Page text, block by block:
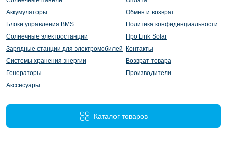
Аккумуляторы
Блоки управления BMS
Солнечные электростанции
Зарядные станции для электромобилей
Системы хранения энергии
Генераторы
Акссесуары
Обмен и возврат
Политика конфиденциальности
Про Lirik Solar
Контакты
Возврат товара
Производители
Каталог товаров